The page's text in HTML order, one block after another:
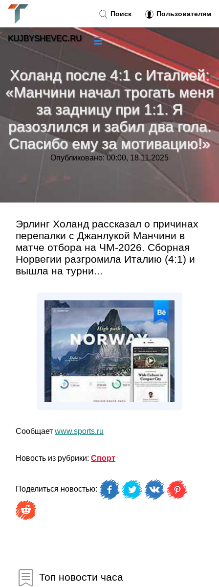
Холанд после 4:1 с Италией:
«Манчини начал трогать меня
за задницу при 1:1. Я
разозлился и забил два гола.
Спасибо ему за мотивацию!»
Опубликовано: 00:00, 18.11.2025
Эрлинг Холанд рассказал о причинах
перепалки с Джанлукой Манчини в
матче отбора на ЧМ-2026. Сборная
Норвегии разгромила Италию (4:1) и
вышла на турни...
Сообщает www.sports.ru
Новость из рубрики: Спорт
Поделиться новостью:
Топ новости часа
Поиск Пользователям
KUJBYSHEVEC.RU ☰
Новости
Тренды новостей»
Рубрики»
»